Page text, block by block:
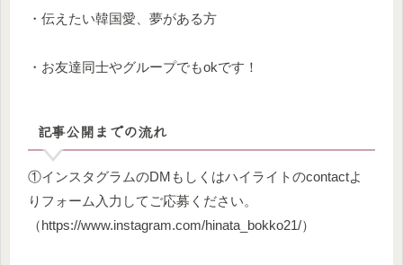
・伝えたい韓国愛、夢がある方
・お友達同士やグループでもokです！
記事公開までの流れ
①インスタグラムのDMもしくはハイライトのcontactよ
りフォーム入力してご応募ください。
（https://www.instagram.com/hinata_bokko21/）